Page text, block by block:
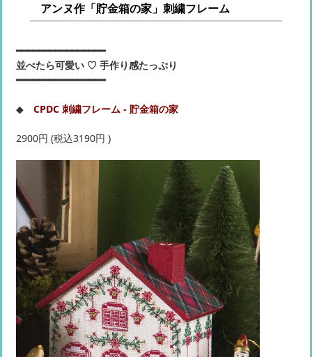
アンヌ作「貯金箱の家」刺繍フレーム
━━━━━━━━━━━━━━━━
並べたら可愛い ♡ 手作り感たっぷり
━━━━━━━━━━━━━━━━
◆ CPDC 刺繍フレーム - 貯金箱の家
2900円 (税込3190円 )